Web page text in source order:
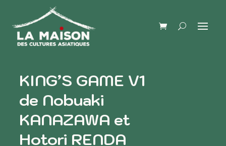
KING’S GAME V1
de Nobuaki
KANAZAWA et
Hotori RENDA